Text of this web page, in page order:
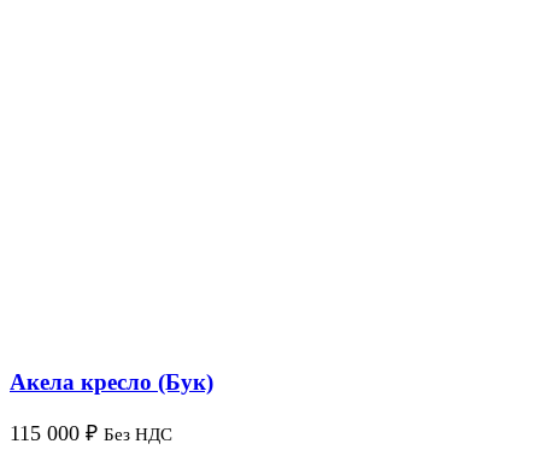
Акела кресло (Бук)
115 000 ₽ Без НДС